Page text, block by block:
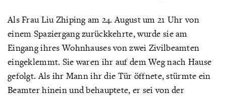
Als Frau Liu Zhiping am 24. August um 21 Uhr von
einem Spaziergang zurückkehrte, wurde sie am
Eingang ihres Wohnhauses von zwei Zivilbeamten
eingeklemmt. Sie waren ihr auf dem Weg nach Hause
gefolgt. Als ihr Mann ihr die Tür öffnete, stürmte ein
Beamter hinein und behauptete, er sei von der